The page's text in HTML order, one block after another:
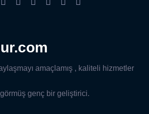
amaçlamış , kaliteli hizmetler
genç bir geliştirici.